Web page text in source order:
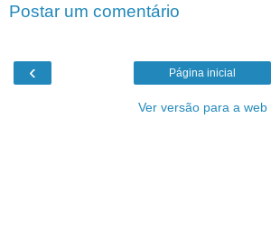
Postar um comentário
‹ Página inicial
Ver versão para a web